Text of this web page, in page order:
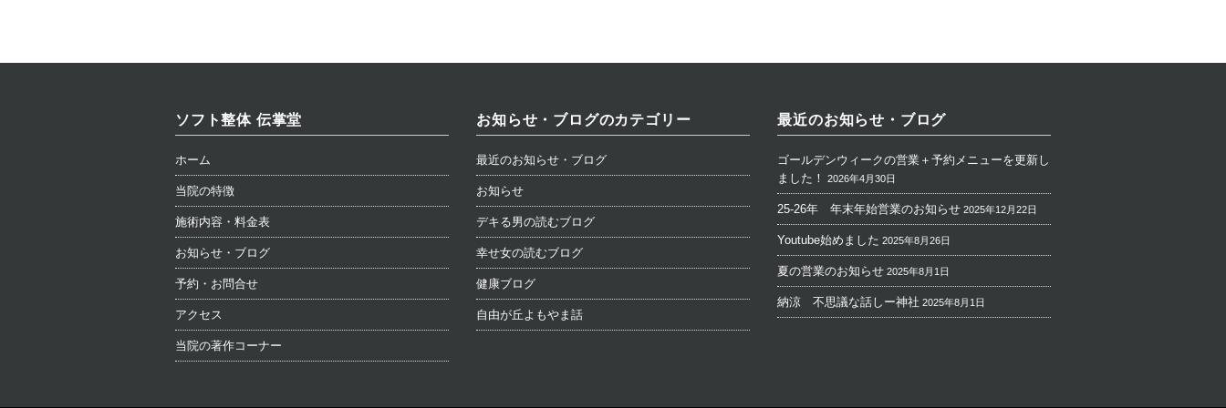
ソフト整体 伝掌堂
ホーム
当院の特徴
施術内容・料金表
お知らせ・ブログ
予約・お問合せ
アクセス
当院の著作コーナー
お知らせ・ブログのカテゴリー
最近のお知らせ・ブログ
お知らせ
デキる男の読むブログ
幸せ女の読むブログ
健康ブログ
自由が丘よもやま話
最近のお知らせ・ブログ
ゴールデンウィークの営業＋予約メニューを更新し
ました！
2026年4月30日
25-26年 年末年始営業のお知らせ 2025年12月22日
Youtube始めました 2025年8月26日
夏の営業のお知らせ 2025年8月1日
納涼 不思議な話しー神社 2025年8月1日